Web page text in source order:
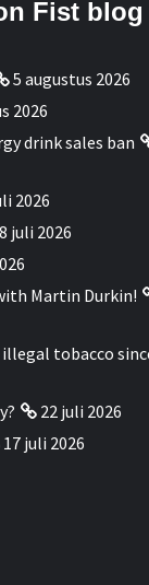
Fist blog
5 augustus 2026
2026
drink sales ban
2026
juli 2026
Martin Durkin!
illegal tobacco
22 juli 2026
17 juli 2026